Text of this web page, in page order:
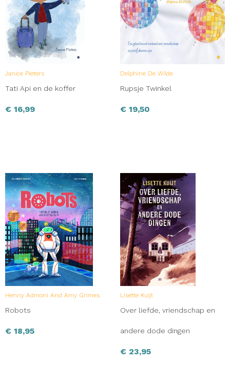
Janice Pieters
Tati Api en de koffer
€ 16,99
Delphine De Wilde
Rupsje Twinkel
€ 19,50
Henny Admoni And Amy Grimes
Robots
€ 18,95
Lisette Kuijt
Over liefde, vriendschap en
andere dode dingen
€ 23,95